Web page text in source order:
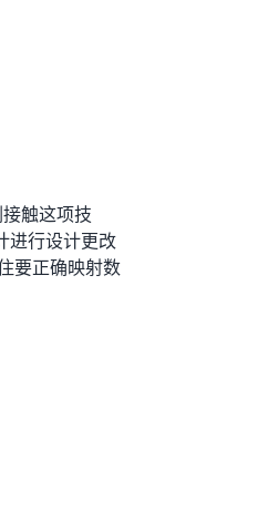
触这项技
进行设计更改
要正确映射数